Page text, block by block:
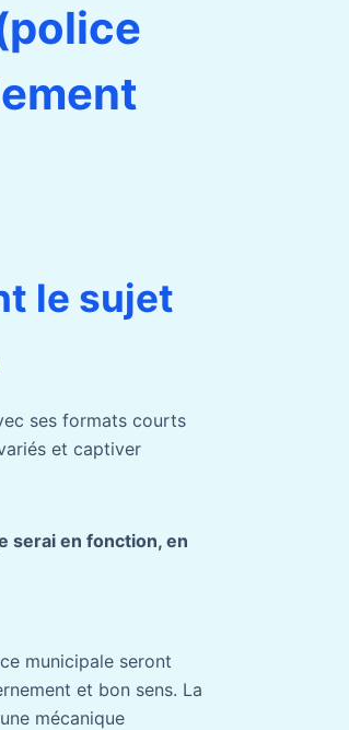
le sujet
ses formats courts
et captiver
serai en fonction, en
municipale seront
et bon sens. La
mécanique